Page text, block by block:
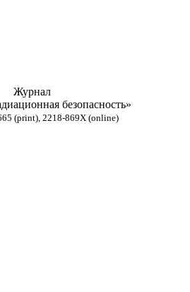
Журнал
безопасность»
(print), 2218-869X (online)